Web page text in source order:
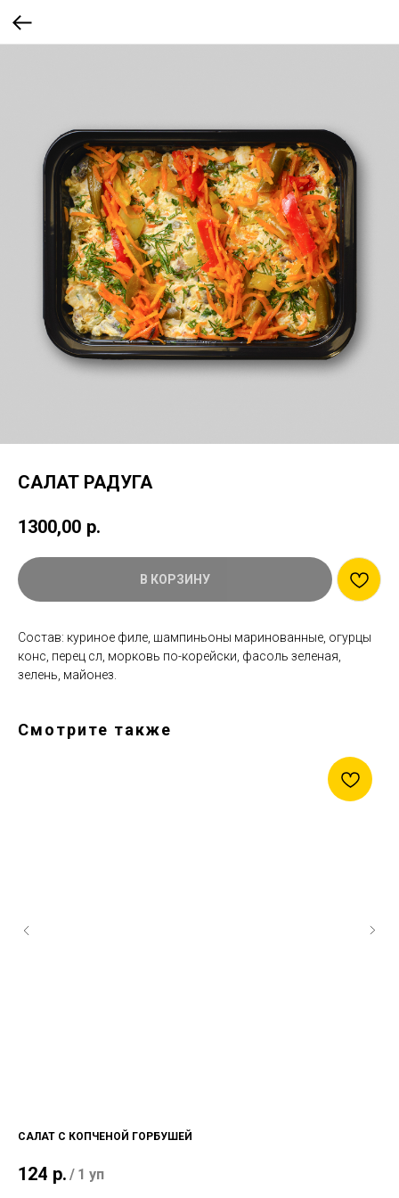
САЛАТ РАДУГА
1300,00 р.
В КОРЗИНУ
Состав: куриное филе, шампиньоны маринованные, огурцы
конс, перец сл, морковь по-корейски, фасоль зеленая,
зелень, майонез.
Смотрите также
САЛАТ С КОПЧЕНОЙ ГОРБУШЕЙ
124 р. / 1 уп